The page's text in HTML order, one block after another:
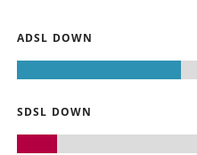
ADSL DOWN
SDSL DOWN